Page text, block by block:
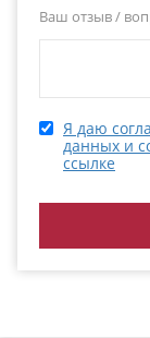
Ваш отзыв /
Я даю
данных и
ссылке